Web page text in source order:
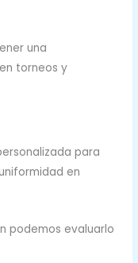
una
torneos y
para
en
podemos evaluarlo